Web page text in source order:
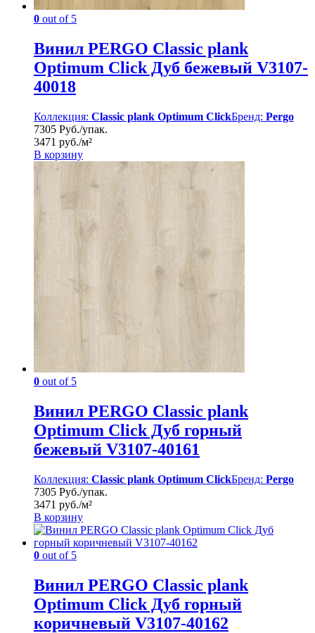
0 out of 5
Винил PERGO Classic plank
Optimum Click Дуб бежевый V3107-
40018
Коллекция: Classic plank Optimum ClickБренд: Pergo
7305 Руб./упак.
3471 руб./м²
В корзину
0 out of 5
Винил PERGO Classic plank
Optimum Click Дуб горный
бежевый V3107-40161
Коллекция: Classic plank Optimum ClickБренд: Pergo
7305 Руб./упак.
3471 руб./м²
В корзину
0 out of 5
Винил PERGO Classic plank
Optimum Click Дуб горный
коричневый V3107-40162